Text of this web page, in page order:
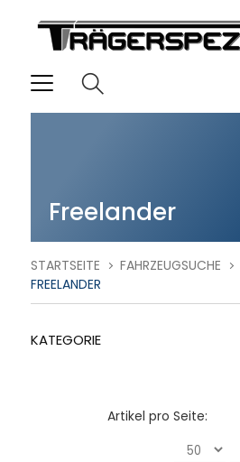
Freelander
STARTSEITE FAHRZEUGSUCHE
FREELANDER
KATEGORIE
Artikel pro Seite: